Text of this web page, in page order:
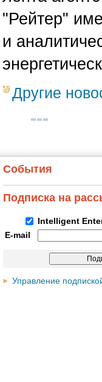
"Рейтер"
и
Другие
События
Подписка на
Intelligent
E-mail
Управление